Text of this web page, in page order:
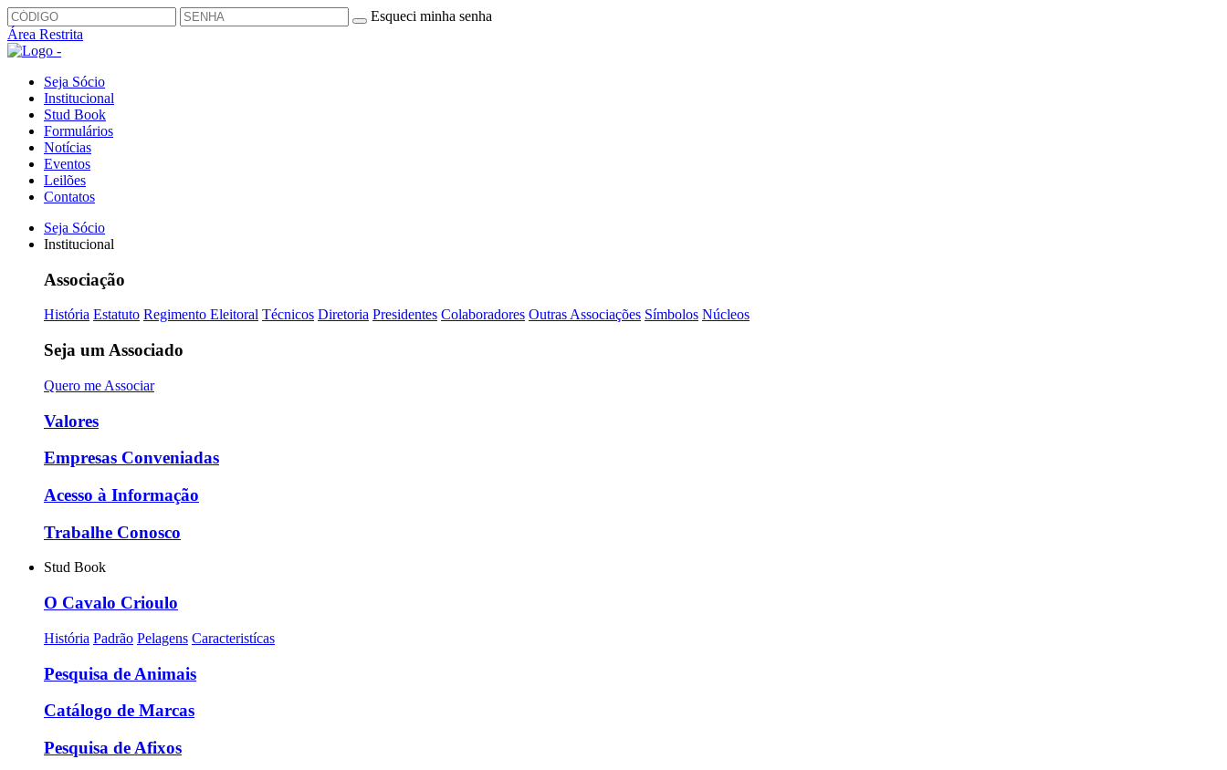
Esqueci minha senha
Área Restrita
Seja Sócio
Institucional
Stud Book
Formulários
Notícias
Eventos
Leilões
Contatos
Seja Sócio
Institucional
Associação
História Estatuto Regimento Eleitoral Técnicos Diretoria Presidentes Colaboradores Outras Associações Símbolos Núcleos
Seja um Associado
Quero me Associar
Valores
Empresas Conveniadas
Acesso à Informação
Trabalhe Conosco
Stud Book
O Cavalo Crioulo
História Padrão Pelagens Caracteristícas
Pesquisa de Animais
Catálogo de Marcas
Pesquisa de Afixos